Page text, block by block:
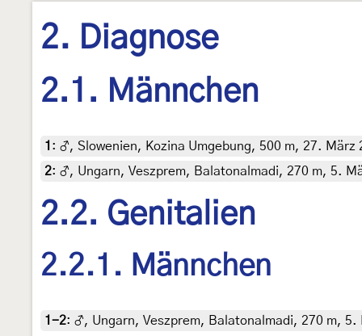
2. Diagnose
2.1. Männchen
1 : ♂, Slowenien, Kozina Umgebung, 500 m, 27.
2: ♂, Ungarn, Veszprem, Balatonalmadi, 270 m, 5.
2.2. Genitalien
2.2.1. Männchen
1-2: ♂, Ungarn, Veszprem, Balatonalmadi, 270 m,